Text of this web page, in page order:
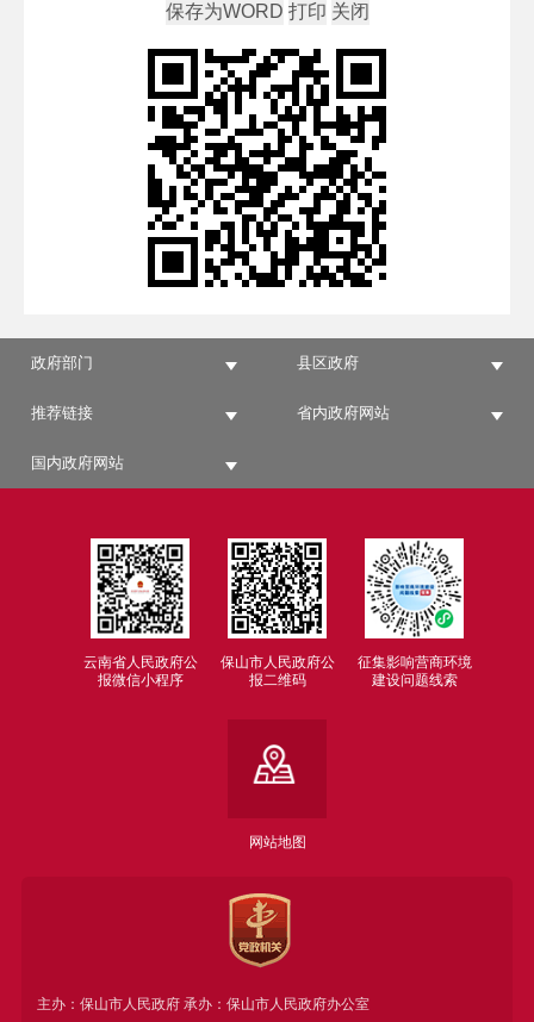
政府部门 县区政府
推荐链接 省内政府网站
国内政府网站
云南省人民政府公
报微信小程序
保山市人民政府公
报二维码
征集影响营商环境
建设问题线索
网站地图
主办：保山市人民政府 承办：保山市人民政府办公室